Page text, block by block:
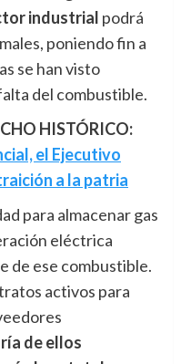
industrial podrá
poniendo fin a
se han visto
del combustible.
HISTÓRICO:
el Ejecutivo
a la patria
para almacenar gas
eléctrica
de ese combustible.
activos para
de ellos